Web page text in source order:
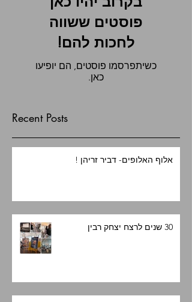
פוסטים ששווה
לחכות להם!
כשיתפרסמו פוסטים, הם יופיעו
כאן.
Recent Posts
אלוף האלופים- דביר זריהן !
30 שנים לרצח יצחק רבין